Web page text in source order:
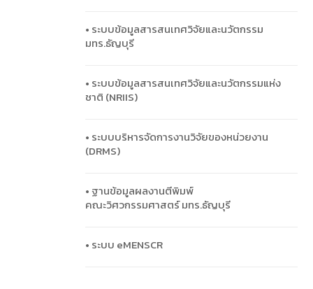
• ระบบข้อมูลสารสนเทศวิจัยและนวัตกรรม
มทร.ธัญบุรี
• ระบบข้อมูลสารสนเทศวิจัยและนวัตกรรมแห่ง
ชาติ (NRIIS)
• ระบบบริหารจัดการงานวิจัยของหน่วยงาน
(DRMS)
• ฐานข้อมูลผลงานตีพิมพ์
คณะวิศวกรรมศาสตร์ มทร.ธัญบุรี
• ระบบ eMENSCR